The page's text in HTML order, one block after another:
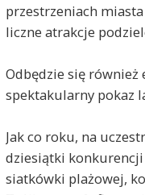
przestrzeniach
liczne atrakcje
Odbędzie się również
spektakularny pokaz
Jak co roku, na
dziesiątki
siatkówki plażowej,